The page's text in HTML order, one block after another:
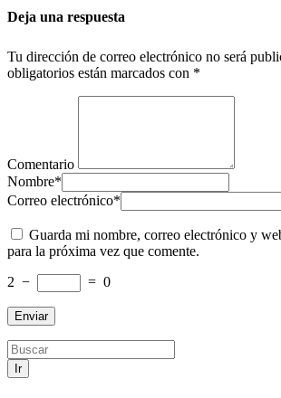
Deja una respuesta
Tu dirección de correo electrónico no será
obligatorios están marcados con *
Comentario
Nombre*
Correo electrónico*
Guarda mi nombre, correo electrónico y
para la próxima vez que comente.
2 − = 0
Ir